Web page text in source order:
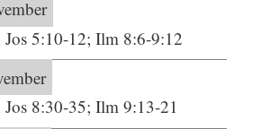
Jos 5:10-12; Ilm 8:6-9:12
Jos 8:30-35; Ilm 9:13-21